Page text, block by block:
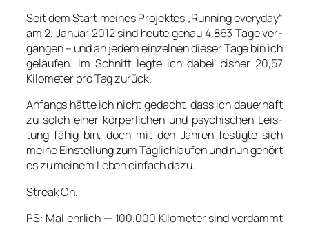
Seit dem Start mei­nes Pro­jek­tes „Run­ning ever­y­day“
am 2. Janu­ar 2012 sind heu­te genau 4.863 Tage ver­
gan­gen – und an jedem ein­zel­nen die­ser Tage bin ich
gelau­fen. Im Schnitt leg­te ich dabei bis­her 20,57
Kilo­me­ter pro Tag zurück.
Anfangs hät­te ich nicht gedacht, dass ich dau­er­haft
zu solch einer kör­per­li­chen und psy­chi­schen Leis­
tung fähig bin, doch mit den Jah­ren fes­tig­te sich
mei­ne Ein­stel­lung zum Täg­lich­lau­fen und nun gehört
es zu mei­nem Leben ein­fach dazu.
Streak On.
PS: Mal ehr­lich — 100.000 Kilo­me­ter sind ver­dammt